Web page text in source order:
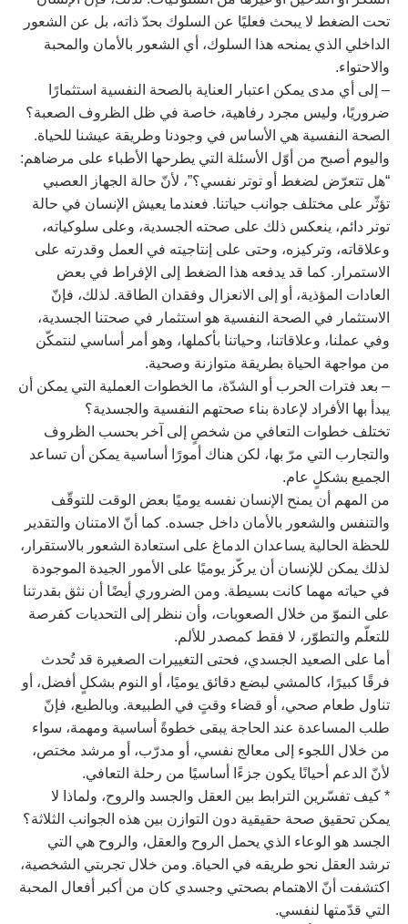
تحت الضغط لا يبحث فعليًا عن السلوك بحدّ ذاته، بل عن الشعور
الداخلي الذي يمنحه هذا السلوك، أي الشعور بالأمان والمحبة
والاحتواء.
– إلى أي مدى يمكن اعتبار العناية بالصحة النفسية استثمارًا
ضروريًا، وليس مجرد رفاهية، خاصة في ظل الظروف الصعبة؟
الصحة النفسية هي الأساس في وجودنا وطريقة عيشنا للحياة.
واليوم أصبح من أوّل الأسئلة التي يطرحها الأطباء على مرضاهم:
“هل تتعرّض لضغط أو توتر نفسي؟”، لأنّ حالة الجهاز العصبي
تؤثّر على مختلف جوانب حياتنا. فعندما يعيش الإنسان في حالة
توتر دائم، ينعكس ذلك على صحته الجسدية، وعلى سلوكياته،
وعلاقاته، وتركيزه، وحتى على إنتاجيته في العمل وقدرته على
الاستمرار. كما قد يدفعه هذا الضغط إلى الإفراط في بعض
العادات المؤذية، أو إلى الانعزال وفقدان الطاقة. لذلك، فإنّ
الاستثمار في الصحة النفسية هو استثمار في صحتنا الجسدية،
وفي عملنا، وعلاقاتنا، وحياتنا بأكملها، وهو أمر أساسي لنتمكّن
من مواجهة الحياة بطريقة متوازنة وصحية.
– بعد فترات الحرب أو الشدّة، ما الخطوات العملية التي يمكن أن
يبدأ بها الأفراد لإعادة بناء صحتهم النفسية والجسدية؟
تختلف خطوات التعافي من شخصٍ إلى آخر بحسب الظروف
والتجارب التي مرّ بها، لكن هناك أمورًا أساسية يمكن أن تساعد
الجميع بشكلٍ عام.
من المهم أن يمنح الإنسان نفسه يوميًا بعض الوقت للتوقّف
والتنفس والشعور بالأمان داخل جسده. كما أنّ الامتنان والتقدير
للحظة الحالية يساعدان الدماغ على استعادة الشعور بالاستقرار،
لذلك يمكن للإنسان أن يركّز يوميًا على الأمور الجيدة الموجودة
في حياته مهما كانت بسيطة. ومن الضروري أيضًا أن نثق بقدرتنا
على النموّ من خلال الصعوبات، وأن ننظر إلى التحديات كفرصة
للتعلّم والتطوّر، لا فقط كمصدر للألم.
أما على الصعيد الجسدي، فحتى التغييرات الصغيرة قد تُحدث
فرقًا كبيرًا، كالمشي لبضع دقائق يوميًا، أو النوم بشكلٍ أفضل، أو
تناول طعام صحي، أو قضاء وقتٍ في الطبيعة. وبالطبع، فإنّ
طلب المساعدة عند الحاجة يبقى خطوةً أساسية ومهمة، سواء
من خلال اللجوء إلى معالج نفسي، أو مدرّب، أو مرشد مختص،
لأنّ الدعم أحيانًا يكون جزءًا أساسيًا من رحلة التعافي.
* كيف تفسّرين الترابط بين العقل والجسد والروح، ولماذا لا
يمكن تحقيق صحة حقيقية دون التوازن بين هذه الجوانب الثلاثة؟
الجسد هو الوعاء الذي يحمل الروح والعقل، والروح هي التي
ترشد العقل نحو طريقه في الحياة. ومن خلال تجربتي الشخصية،
اكتشفت أنّ الاهتمام بصحتي وجسدي كان من أكبر أفعال المحبة
التي قدّمتها لنفسي.